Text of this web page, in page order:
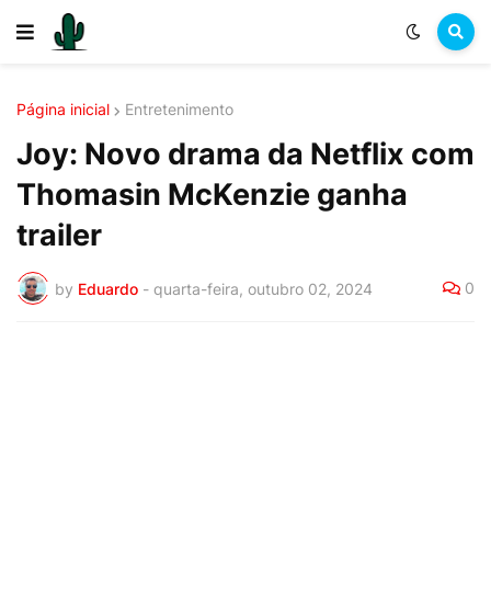
Página inicial Entretenimento
Joy: Novo drama da Netflix com
Thomasin McKenzie ganha
trailer
by Eduardo - quarta-feira, outubro 02, 2024 0